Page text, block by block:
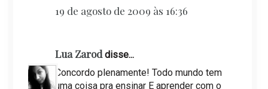
19 de agosto de 2009 às 16:36
Lua Zaroddisse...
Concordo plenamente! Todo mundo tem
uma coisa pra ensinar E aprender com o